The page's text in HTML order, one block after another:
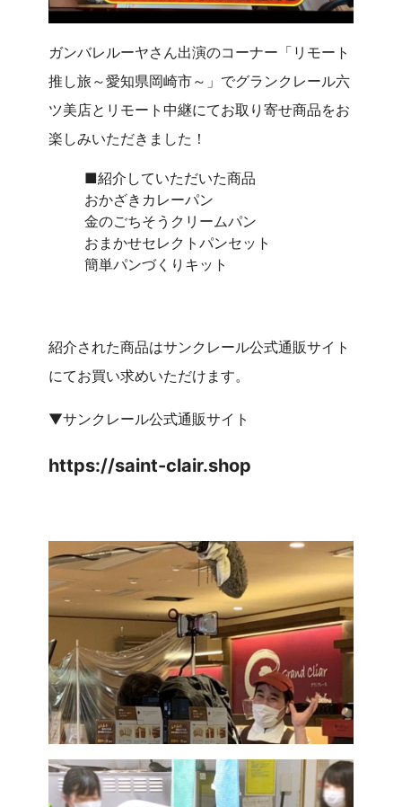
ガンバレルーヤさん出演のコーナー「リモート
推し旅～愛知県岡崎市～」でグランクレール六
ツ美店とリモート中継にてお取り寄せ商品をお
楽しみいただきました！
■紹介していただいた商品
おかざきカレーパン
金のごちそうクリームパン
おまかせセレクトパンセット
簡単パンづくりキット
紹介された商品はサンクレール公式通販サイト
にてお買い求めいただけます。
▼サンクレール公式通販サイト
https://saint-clair.shop